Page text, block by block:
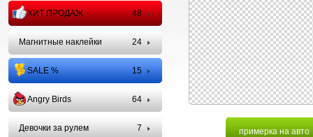
примерка на авто
ХИТ ПРОДАЖ 48
Магнитные наклейки 24
SALE % 15
Angry Birds 64
Девочки за рулем 7